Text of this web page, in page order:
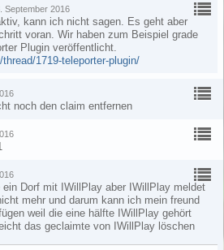
September 2016
kann ich nicht sagen. Es geht aber
voran. Wir haben zum Beispiel grade
Plugin veröffentlicht.
1719-teleporter-plugin/
noch den claim entfernen
ein Dorf mit IWillPlay aber IWillPlay meldet
mehr und darum kann ich mein freund
weil die eine hälfte IWillPlay gehört
das geclaimte von IWillPlay löschen